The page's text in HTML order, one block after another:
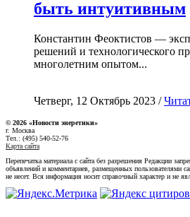
быть интуитивным
Константин Феоктистов —
решений и технологического
многолетним опытом...
Четверг, 12 Октябрь 2023 /
© 2026 «Новости энеретики»
г. Москва
Тел.: (495) 540-52-76
Карта сайта
Перепечатка материала с сайта без разрешения Редакции
объявлений и комментариев, размещенных пользователями
не несет. Вся информация носит справочный характер и не